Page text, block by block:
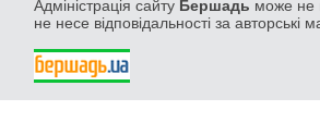
Адміністрація сайту Бершадь може не
не несе відповідальності за авторські